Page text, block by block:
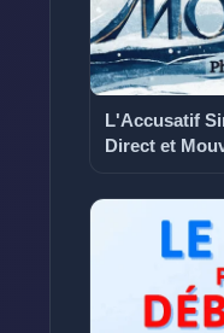
L'Accusatif
Direct et